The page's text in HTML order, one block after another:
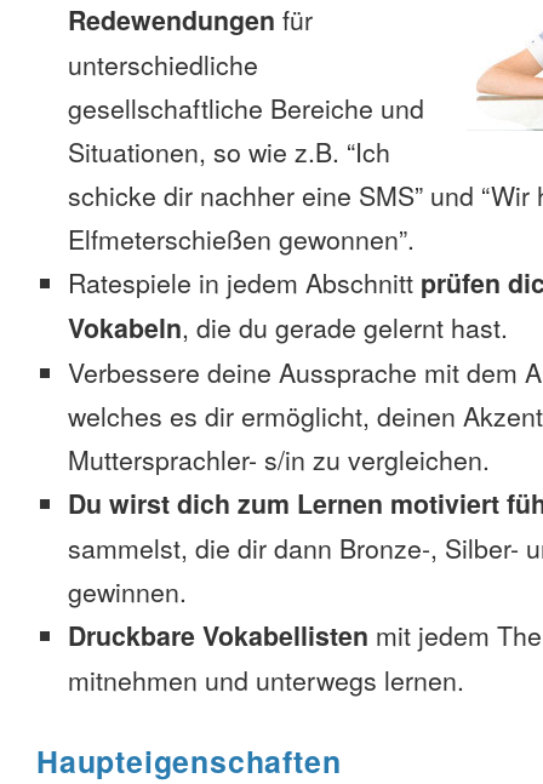
Redewendungen für
unterschiedliche
gesellschaftliche Bereiche und
Situationen, so wie z.B. “Ich
schicke dir nachher eine SMS” und
Elfmeterschießen gewonnen”.
Ratespiele in jedem Abschnitt prüfen
Vokabeln, die du gerade gelernt hast.
Verbessere deine Aussprache mit dem
welches es dir ermöglicht, deinen
Muttersprachler- s/in zu vergleichen.
Du wirst dich zum Lernen motiviert
sammelst, die dir dann Bronze-, Silber-
gewinnen.
Druckbare Vokabellisten mit jedem
mitnehmen und unterwegs lernen.
Haupteigenschaften